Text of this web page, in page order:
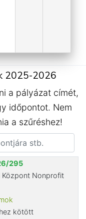
belsőép.-i
2025-2026
a pályázat címét,
időpontot. Nem
a szűréshez!
295
Központ Nonprofit
kötött